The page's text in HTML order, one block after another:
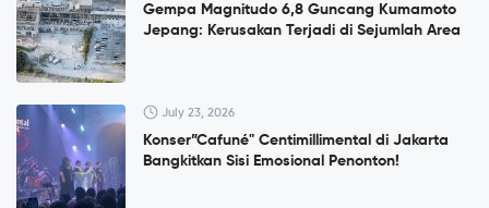
Gempa Magnitudo 6,8 Guncang Kumamoto
Jepang: Kerusakan Terjadi di Sejumlah Area
July 23, 2026
Konser”Cafuné" Centimillimental di Jakarta
Bangkitkan Sisi Emosional Penonton!